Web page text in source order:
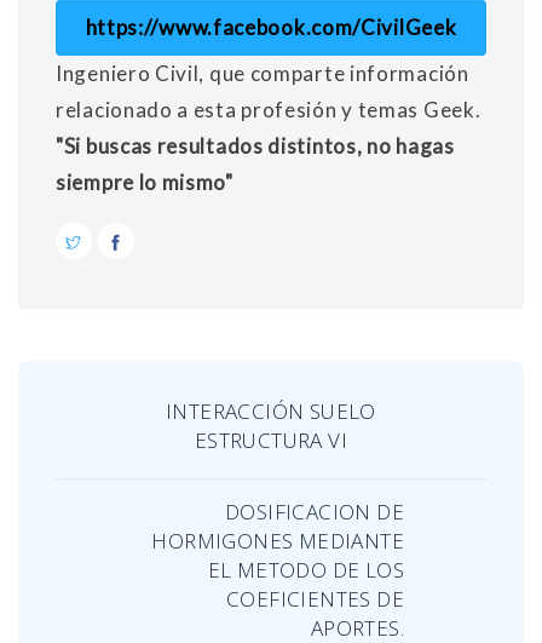
https://www.facebook.com/CivilGeek
Ingeniero Civil, que comparte información
relacionado a esta profesión y temas Geek.
"Si buscas resultados distintos, no hagas
siempre lo mismo"
INTERACCIÓN SUELO
ESTRUCTURA VI
DOSIFICACION DE
HORMIGONES MEDIANTE
EL METODO DE LOS
COEFICIENTES DE
APORTES.